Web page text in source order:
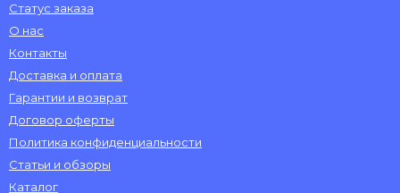
Статус заказа
О нас
Контакты
Доставка и оплата
Гарантии и возврат
Договор оферты
Политика конфиденциальности
Статьи и обзоры
Каталог